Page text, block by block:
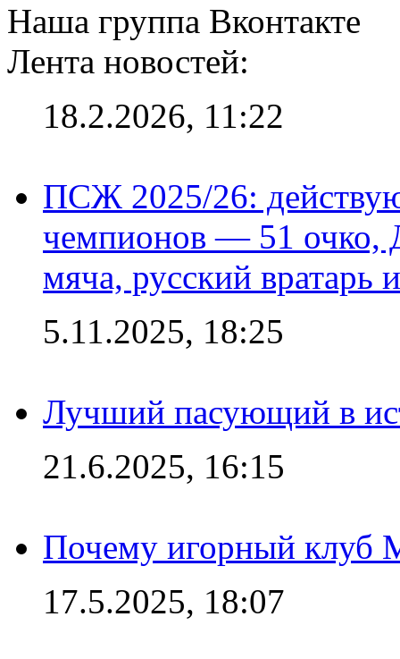
Наша группа Вконтакте
Лента новостей:
18.2.2026, 11:22
ПСЖ 2025/26:
чемпионов — 51 очко,
мяча, русский вратарь
5.11.2025, 18:25
Лучший пасующий в
21.6.2025, 16:15
Почему игорный клуб
17.5.2025, 18:07